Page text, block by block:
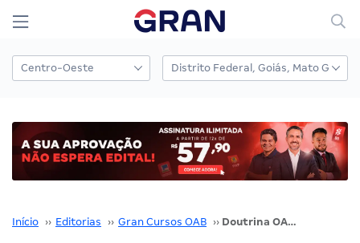
Início ›› Editorias ›› Gran Cursos OAB ›› Doutrina OAB: Direito de preferência e alienação de bem objeto de tombamento